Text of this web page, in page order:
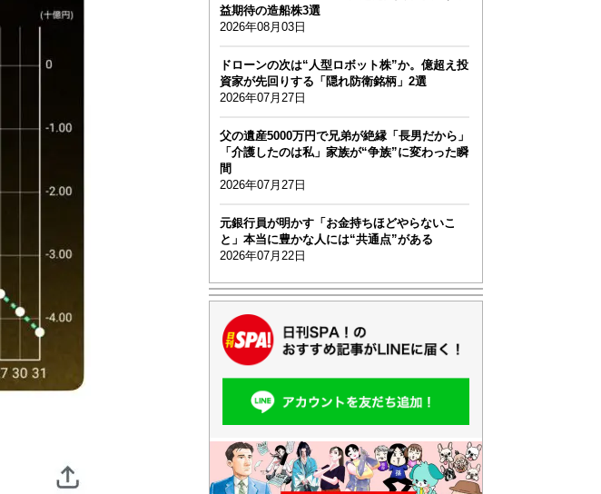
益期待の造船株3選
2026年08月03日
ドローンの次は“人型ロボット株”か。億超え投
資家が先回りする「隠れ防衛銘柄」2選
2026年07月27日
父の遺産5000万円で兄弟が絶縁「長男だから」
「介護したのは私」家族が“争族”に変わった瞬
間
2026年07月27日
元銀行員が明かす「お金持ちほどやらないこ
と」本当に豊かな人には“共通点”がある
2026年07月22日